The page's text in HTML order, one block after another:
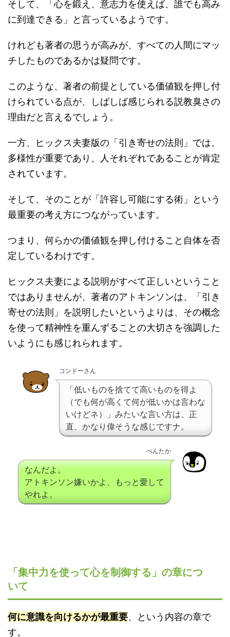
そして、「心を鍛え、意志力を使えば、誰でも高み
に到達できる」と言っているようです。
けれども著者の思うが高みが、すべての人間にマッ
チしたものであるかは疑問です。
このような、著者の前提としている価値観を押し付
けられている点が、しばしば感じられる説教臭さの
理由だと言えるでしょう。
一方、ヒックス夫妻版の「引き寄せの法則」では、
多様性が重要であり、人それぞれであることが肯定
されています。
そして、そのことが「許容し可能にする術」という
最重要の考え方につながっています。
つまり、何らかの価値観を押し付けること自体を否
定しているわけです。
ヒックス夫妻による説明がすべて正しいということ
ではありませんが、著者のアトキンソンは、「引き
寄せの法則」を説明したいというよりは、その概念
を使って精神性を重んずることの大切さを強調した
いようにも感じれられます。
コンドーさん
「低いものを捨てて高いものを得よ
（でも何が高くて何が低いかは言わな
いけどネ）」みたいな言い方は、正
直、かなり偉そうな感じですナ。
ぺんたか
なんだよ。
アトキンソン嫌いかよ、もっと愛して
やれよ。
「集中力を使って心を制御する」の章につ
いて
何に意識を向けるかが最重要、という内容の章で
す。